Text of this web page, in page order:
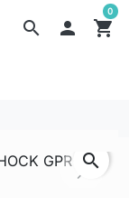
search  shopping_cart
0
Next
search